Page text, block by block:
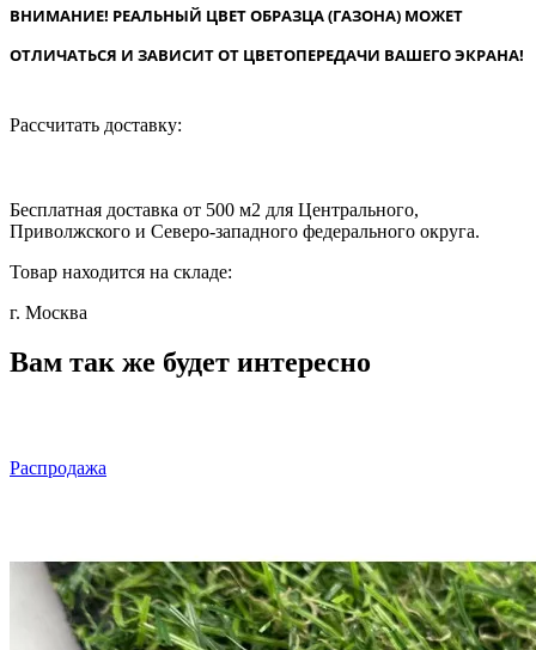
ВНИМАНИЕ! РЕАЛЬНЫЙ ЦВЕТ ОБРАЗЦА (ГАЗОНА) МОЖЕТ
ОТЛИЧАТЬСЯ И ЗАВИСИТ ОТ ЦВЕТОПЕРЕДАЧИ ВАШЕГО ЭКРАНА!
Рассчитать доставку:
Бесплатная доставка от 500 м2 для Центрального,
Приволжского и Северо-западного федерального округа.
Товар находится на складе:
г. Москва
Вам так же будет интересно
Распродажа